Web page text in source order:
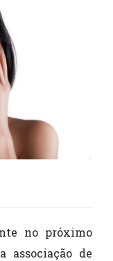
no próximo
associação de